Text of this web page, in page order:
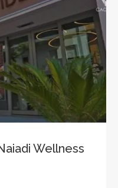
Wellness